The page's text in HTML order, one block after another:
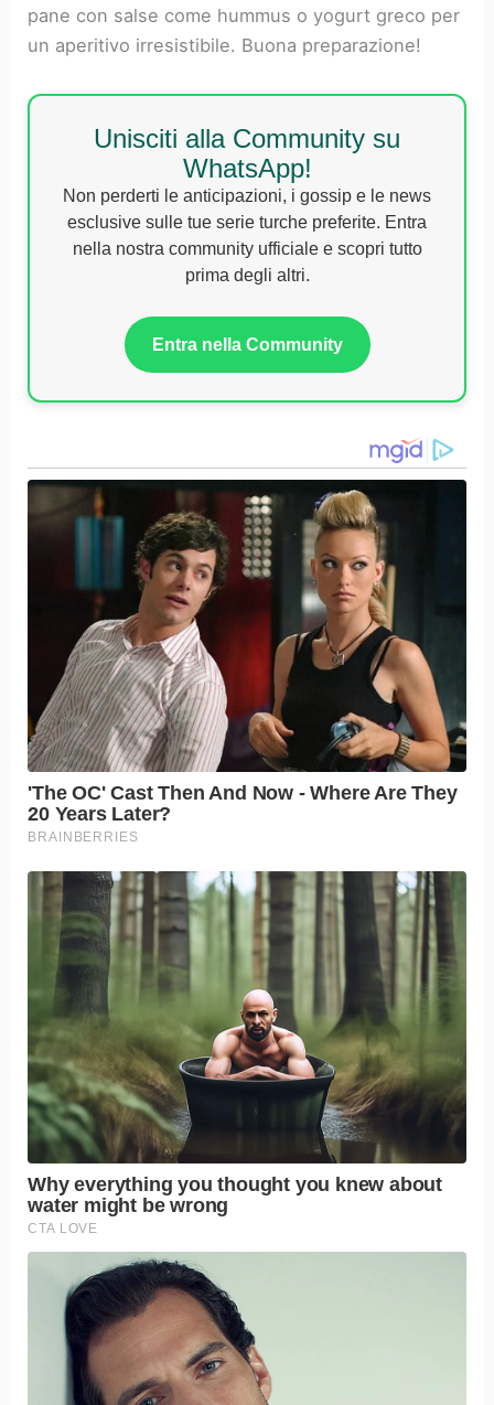
pane con salse come hummus o yogurt greco per
un aperitivo irresistibile. Buona preparazione!
Unisciti alla Community su
WhatsApp!
Non perderti le anticipazioni, i gossip e le news
esclusive sulle tue serie turche preferite. Entra
nella nostra community ufficiale e scopri tutto
prima degli altri.
Entra nella Community